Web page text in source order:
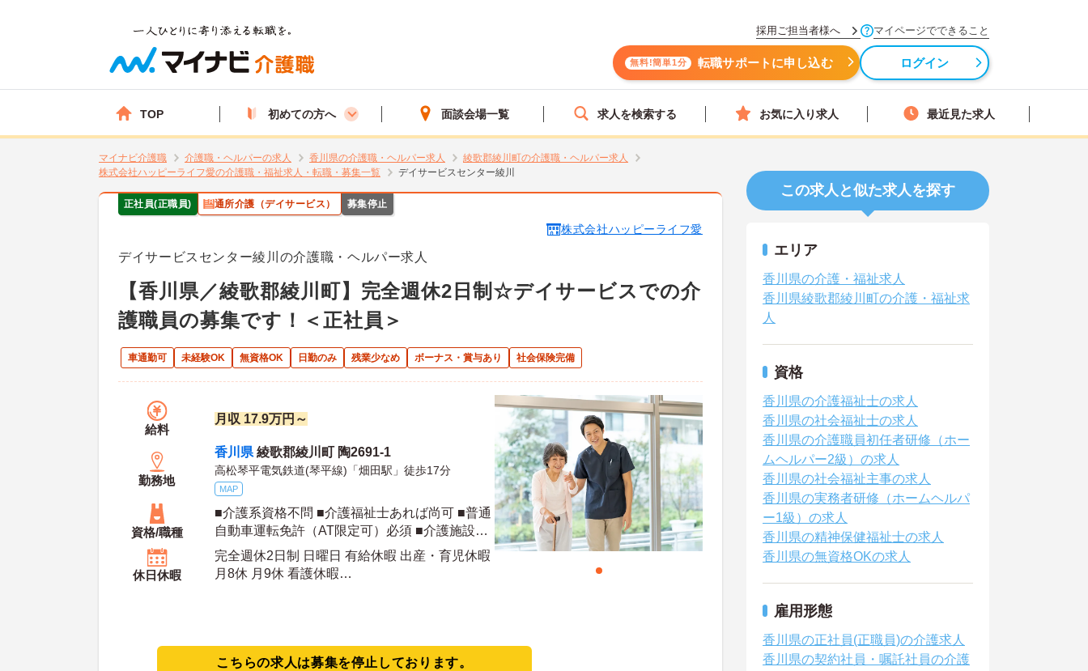
採用ご担当者様へ マイページでできること
無料!簡単1分 転職サポートに申し込む ログイン
TOP 初めての方へ 面談会場一覧 求人を検索する お気に入り求人 最近見た求人
マイナビ介護職 介護職・ヘルパーの求人 香川県の介護職・ヘルパー求人
綾歌郡綾川町の介護職・ヘルパー求人
株式会社ハッピーライフ愛の介護職・福祉求人・転職・募集一覧
デイサービスセンター綾川
正社員(正職員) 通所介護（デイサービス） 募集停止
株式会社ハッピーライフ愛
デイサービスセンター綾川の介護職・ヘルパー求人
【香川県／綾歌郡綾川町】完全週休2日制☆デイサービスでの介
護職員の募集です！＜正社員＞
車通勤可 未経験OK 無資格OK 日勤のみ 残業少なめ ボーナス・賞与あり 社会保険完備
給料
月収 17.9万円～
勤務地
香川県 綾歌郡綾川町 陶2691-1
高松琴平電気鉄道(琴平線)「畑田駅」徒歩17分
MAP
資格/職種
■介護系資格不問 ■介護福祉士あれば尚可 ■普通
自動車運転免許（AT限定可）必須 ■介護施設経
験あれば尚可
休日休暇
完全週休2日制 日曜日 有給休暇 出産・育児休暇
月8休 月9休 看護休暇
こちらの求人は募集を停止しております。
この求人と似た求人を探す
エリア
香川県の介護・福祉求人
香川県綾歌郡綾川町の介護・福祉求
人
資格
香川県の介護福祉士の求人
香川県の社会福祉士の求人
香川県の介護職員初任者研修（ホー
ムヘルパー2級）の求人
香川県の社会福祉主事の求人
香川県の実務者研修（ホームヘルパ
ー1級）の求人
香川県の精神保健福祉士の求人
香川県の無資格OKの求人
雇用形態
香川県の正社員(正職員)の介護求人
香川県の契約社員・嘱託社員の介護